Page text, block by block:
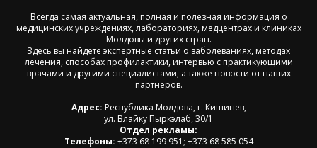
Всегда самая актуальная, полная и полезная информация о
медицинских учреждениях, лабораториях, медцентрах и клиниках
Молдовы и других стран.
Здесь вы найдете экспертные статьи о заболеваниях, методах
лечения, способах профилактики, интервью с практикующими
врачами и другими специалистами, а также новости от наших
партнеров.
Адрес: Республика Молдова, г. Кишинев,
ул. Влайку Пыркэлаб, 30/1
Отдел рекламы:
Телефоны: +373 68 199 951; +373 68 585 054